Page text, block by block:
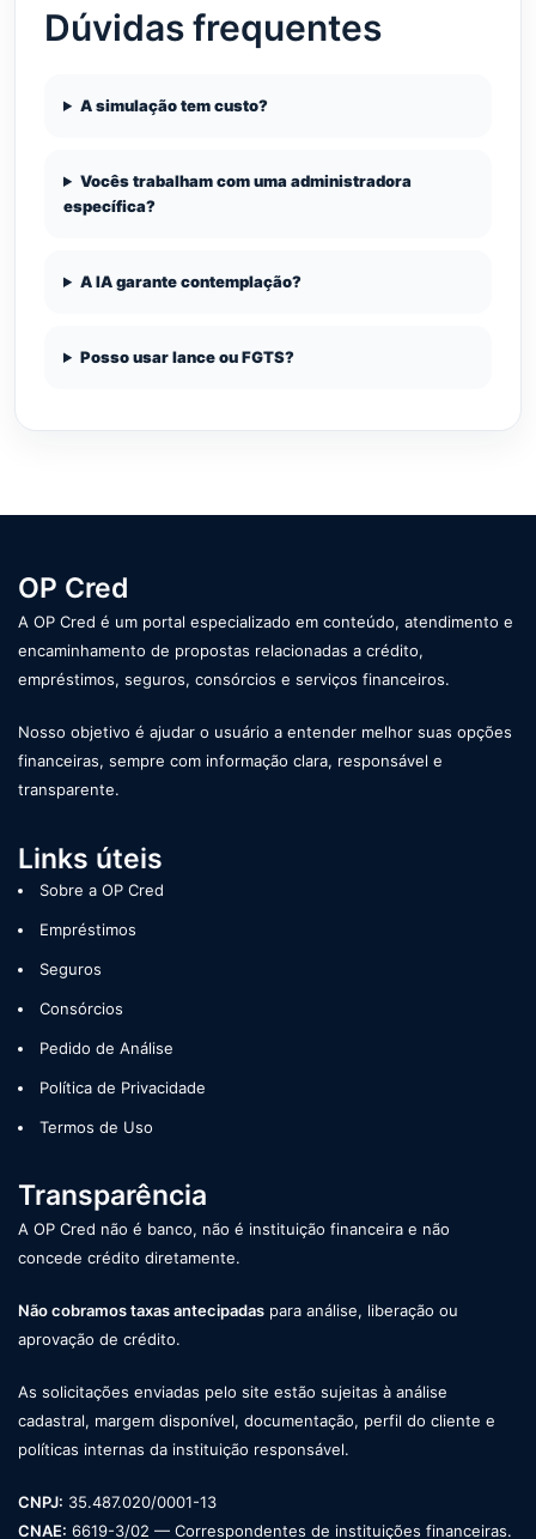
Dúvidas frequentes
A simulação tem custo?
Vocês trabalham com uma administradora
específica?
A IA garante contemplação?
Posso usar lance ou FGTS?
OP Cred
A OP Cred é um portal especializado em conteúdo, atendimento e
encaminhamento de propostas relacionadas a crédito,
empréstimos, seguros, consórcios e serviços financeiros.
Nosso objetivo é ajudar o usuário a entender melhor suas opções
financeiras, sempre com informação clara, responsável e
transparente.
Links úteis
Sobre a OP Cred
Empréstimos
Seguros
Consórcios
Pedido de Análise
Política de Privacidade
Termos de Uso
Transparência
A OP Cred não é banco, não é instituição financeira e não
concede crédito diretamente.
Não cobramos taxas antecipadas para análise, liberação ou
aprovação de crédito.
As solicitações enviadas pelo site estão sujeitas à análise
cadastral, margem disponível, documentação, perfil do cliente e
políticas internas da instituição responsável.
CNPJ: 35.487.020/0001-13
CNAE: 6619-3/02 — Correspondentes de instituições financeiras.